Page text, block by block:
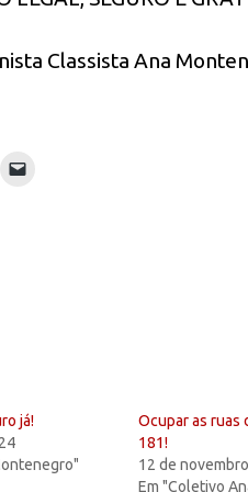
Classista Ana
já!
Ocupar as ruas
181!
12 de
Em "Coletivo